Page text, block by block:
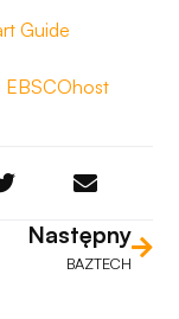
Guide
EBSCOhost
Następny
BAZTECH